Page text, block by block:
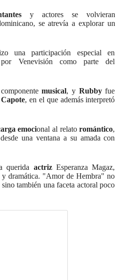
y actores se volvieran
se atrevía a explorar un
una participación especial en
Venevisión como parte del
musical, y Rubbyfue
Capote, en el que además interpretó
emocional al relatoromántico,
una ventana a su amada con
querida actrizEsperanza Magaz,
y dramática. "Amor de Hembra" no
sino también una faceta actoral poco